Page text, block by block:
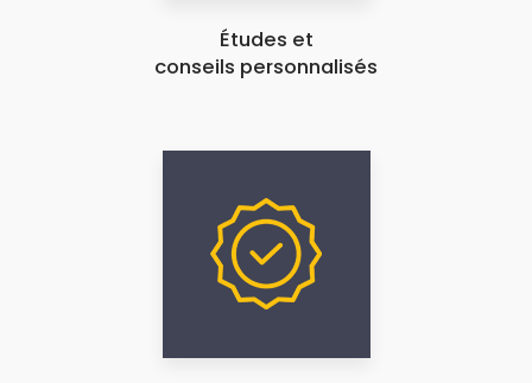
Études et
conseils personnalisés